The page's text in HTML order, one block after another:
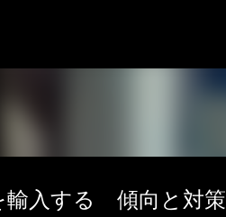
輸入する 傾向と対策